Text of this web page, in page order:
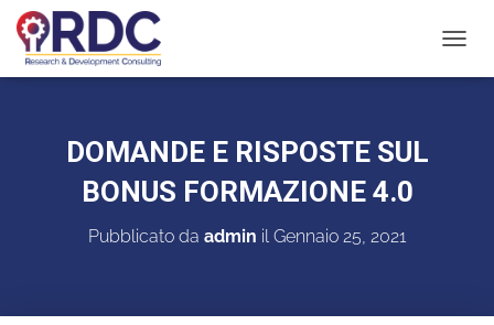
A
DOMANDE E RISPOSTE SUL
BONUS FORMAZIONE 4.0
Pubblicato da admin il Gennaio 25, 2021